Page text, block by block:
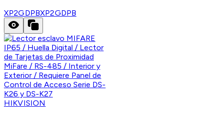
XP2GDPBXP2GDPB
HIKVISION